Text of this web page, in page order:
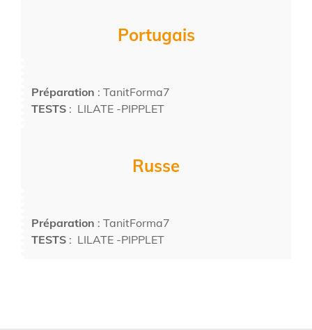
Portugais
Préparation : TanitForma7
TESTS : LILATE -PIPPLET
Russe
Préparation : TanitForma7
TESTS : LILATE -PIPPLET